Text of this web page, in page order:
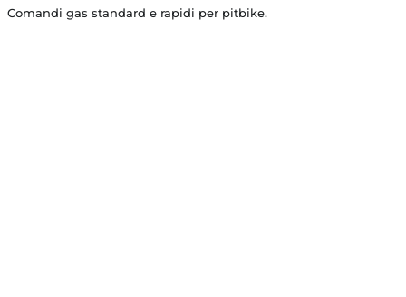
Comandi gas standard e rapidi per pitbike.